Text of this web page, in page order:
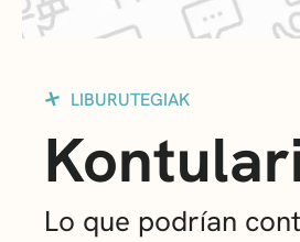
LIBURUTEGIAK
Lo que podrían